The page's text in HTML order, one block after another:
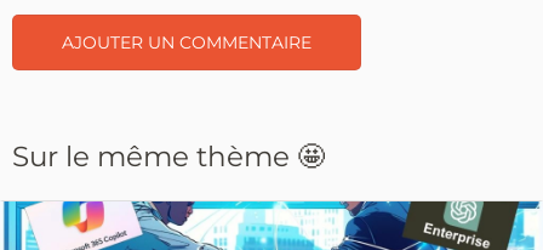
Sur le même thème 🤩